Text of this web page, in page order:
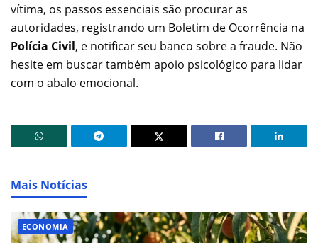
vítima, os passos essenciais são procurar as
autoridades, registrando um Boletim de Ocorrência na
Polícia Civil, e notificar seu banco sobre a fraude. Não
hesite em buscar também apoio psicológico para lidar
com o abalo emocional.
Mais Notícias
ECONOMIA